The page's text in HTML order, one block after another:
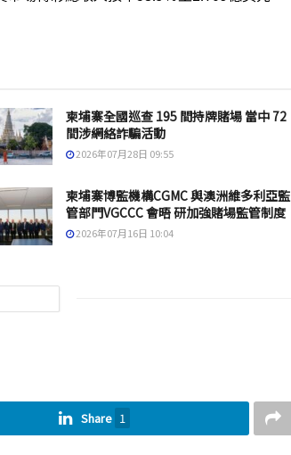
柬埔寨全國巡查 195 間持牌賭場 當中 72
間涉網絡詐騙活動
2026年07月28日 09:55
柬埔寨博監機構CGMC 與澳洲維多利亞監
管部門VGCCC 會晤 研加強賭場監管制度
2026年07月16日 10:04
Share 1